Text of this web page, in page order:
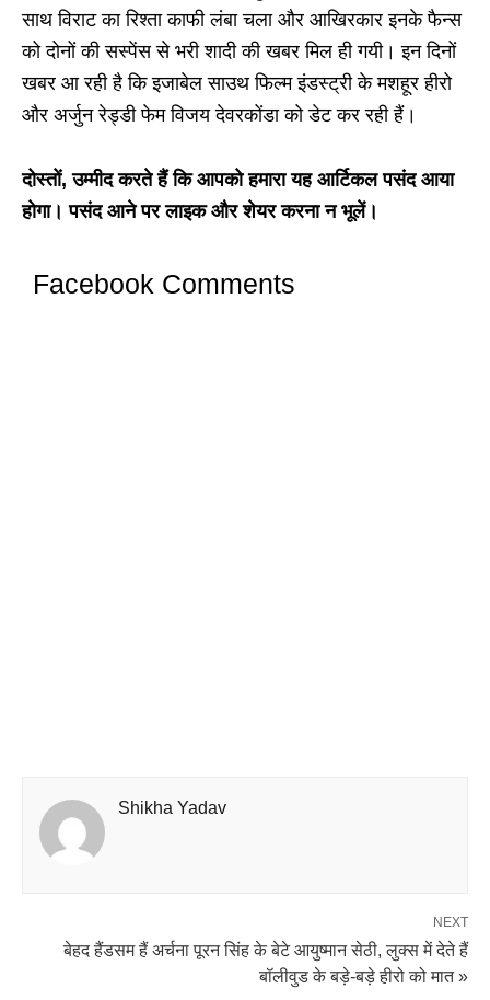
साथ विराट का रिश्ता काफी लंबा चला और आखिरकार इनके फैन्स
को दोनों की सस्पेंस से भरी शादी की खबर मिल ही गयी। इन दिनों
खबर आ रही है कि इजाबेल साउथ फिल्म इंडस्ट्री के मशहूर हीरो
और अर्जुन रेड्डी फेम विजय देवरकोंडा को डेट कर रही हैं।
दोस्तों, उम्मीद करते हैं कि आपको हमारा यह आर्टिकल पसंद आया
होगा। पसंद आने पर लाइक और शेयर करना न भूलें।
Facebook Comments
Shikha Yadav
NEXT
बेहद हैंडसम हैं अर्चना पूरन सिंह के बेटे आयुष्मान सेठी, लुक्स में देते हैं
बॉलीवुड के बड़े-बड़े हीरो को मात »